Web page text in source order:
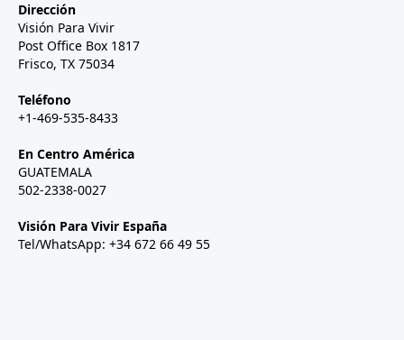
Dirección
Visión Para Vivir
Post Office Box 1817
Frisco, TX 75034
Teléfono
+1-469-535-8433
En Centro América
GUATEMALA
502-2338-0027
Visión Para Vivir España
Tel/WhatsApp: +34 672 66 49 55